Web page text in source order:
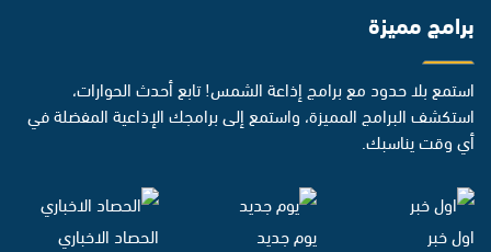
برامج مميزة
استمع بلا حدود مع برامج إذاعة الشمس! تابع أحدث الحوارات،
استكشف البرامج المميزة، واستمع إلى برامجك الإذاعية المفضلة في
أي وقت يناسبك.
اول خبر
يوم جديد
الحصاد الاخباري